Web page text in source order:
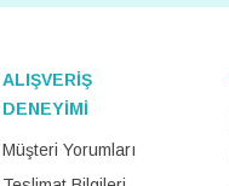
ALIŞVERİŞ
DENEYİMİ
Müşteri Yorumları